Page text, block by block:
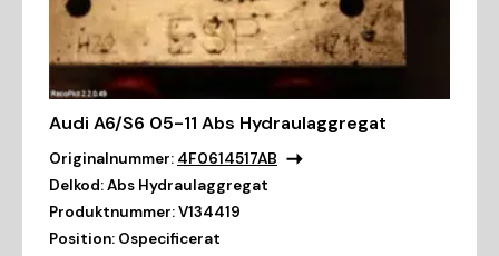
Audi A6/S6 05-11 Abs Hydraulaggregat
Originalnummer: 4F0614517AB
Delkod:Abs Hydraulaggregat
Produktnummer:V134419
Position: Ospecificerat